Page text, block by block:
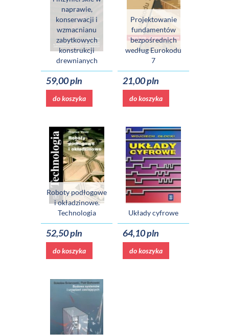
naprawie,
konserwacji i
wzmacnianu
zabytkowych
konstrukcji
drewnianych
59,00 pln
do koszyka
Projektowanie
fundamentów
bezpośrednich
według Eurokodu
7
21,00 pln
do koszyka
Roboty podłogowe
i okładzinowe.
Technologia
52,50 pln
do koszyka
Układy cyfrowe
64,10 pln
do koszyka